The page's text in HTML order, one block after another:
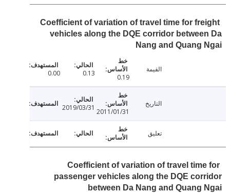
Coefficient of variation of travel time for
vehicles along the DQE corridor
Nang and Quang
0.13
0.00
2011/01/31
2019/03/31
Coefficient of variation of travel
passenger vehicles along the DQE
between Da Nang and Quang